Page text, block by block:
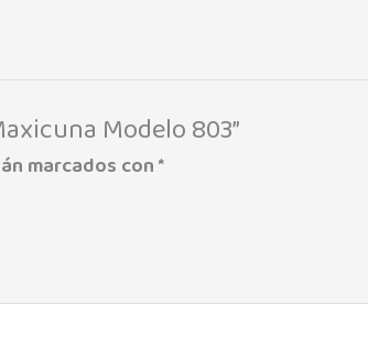
Modelo 803”
marcados con*